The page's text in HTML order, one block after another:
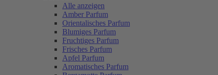
Alle anzeigen
Amber Parfum
Orientalisches Parfum
Blumiges Parfum
Fruchtiges Parfum
Frisches Parfum
Apfel Parfum
Aromatisches Parfum